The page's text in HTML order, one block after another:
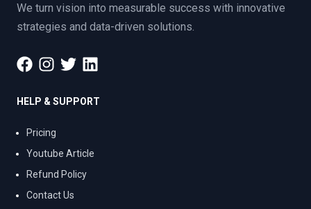
We turn vision into measurable success with innovative
strategies and data-driven solutions.
HELP & SUPPORT
Pricing
Youtube Article
Refund Policy
Contact Us